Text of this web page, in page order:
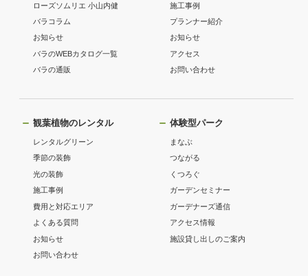
ローズソムリエ 小山内健
バラコラム
お知らせ
バラのWEBカタログ一覧
バラの通販
施工事例
プランナー紹介
お知らせ
アクセス
お問い合わせ
観葉植物のレンタル
レンタルグリーン
季節の装飾
光の装飾
施工事例
費用と対応エリア
よくある質問
お知らせ
お問い合わせ
体験型パーク
まなぶ
つながる
くつろぐ
ガーデンセミナー
ガーデナーズ通信
アクセス情報
施設貸し出しのご案内